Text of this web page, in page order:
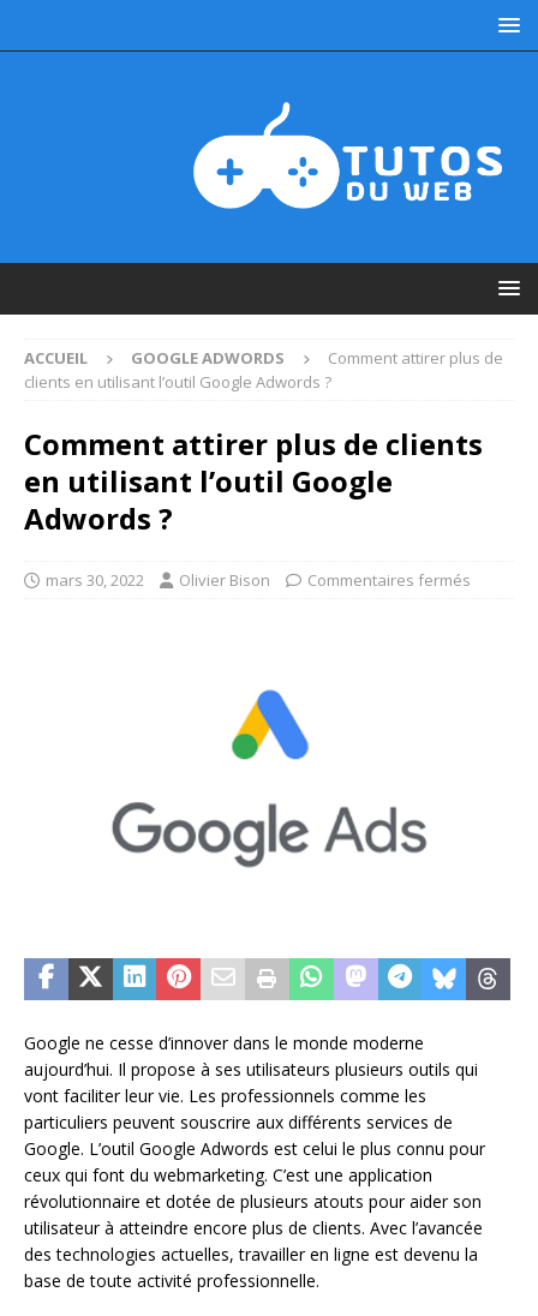
ACCUEIL GOOGLE ADWORDS
Comment attirer plus de
clients en utilisant l’outil Google Adwords ?
Comment attirer plus de clients
en utilisant l’outil Google
Adwords ?
mars 30, 2022 Olivier Bison Commentaires fermés
Google ne cesse d’innover dans le monde moderne
aujourd’hui. Il propose à ses utilisateurs plusieurs outils qui
vont faciliter leur vie. Les professionnels comme les
particuliers peuvent souscrire aux différents services de
Google. L’outil Google Adwords est celui le plus connu pour
ceux qui font du webmarketing. C’est une application
révolutionnaire et dotée de plusieurs atouts pour aider son
utilisateur à atteindre encore plus de clients. Avec l’avancée
des technologies actuelles, travailler en ligne est devenu la
base de toute activité professionnelle.